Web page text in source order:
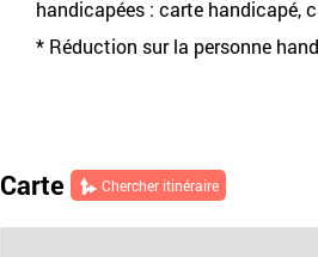
handicapées : carte handicapé,
* Réduction sur la personne
Carte Chercher itinéraire